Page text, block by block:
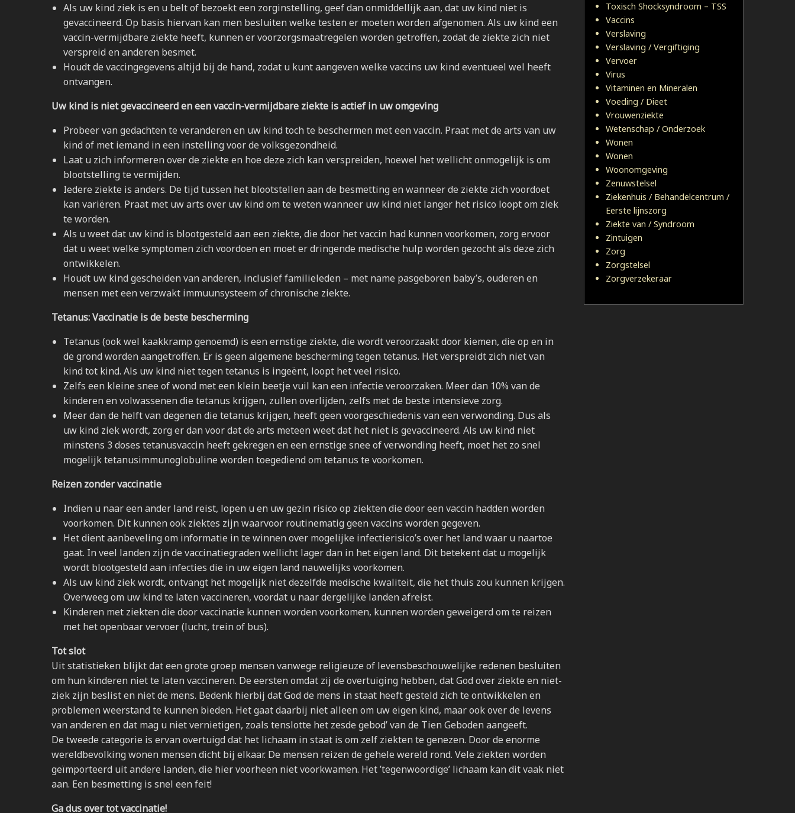
Als uw kind ziek is en u belt of bezoekt een zorginstelling, geef dan onmiddellijk aan, dat uw kind niet is
gevaccineerd. Op basis hiervan kan men besluiten welke testen er moeten worden afgenomen. Als uw kind een
vaccin-vermijdbare ziekte heeft, kunnen er voorzorgsmaatregelen worden getroffen, zodat de ziekte zich niet
verspreid en anderen besmet.
Houdt de vaccingegevens altijd bij de hand, zodat u kunt aangeven welke vaccins uw kind eventueel wel heeft
ontvangen.
Uw kind is niet gevaccineerd en een vaccin-vermijdbare ziekte is actief in uw omgeving
Probeer van gedachten te veranderen en uw kind toch te beschermen met een vaccin. Praat met de arts van uw
kind of met iemand in een instelling voor de volksgezondheid.
Laat u zich informeren over de ziekte en hoe deze zich kan verspreiden, hoewel het wellicht onmogelijk is om
blootstelling te vermijden.
Iedere ziekte is anders. De tijd tussen het blootstellen aan de besmetting en wanneer de ziekte zich voordoet
kan variëren. Praat met uw arts over uw kind om te weten wanneer uw kind niet langer het risico loopt om ziek
te worden.
Als u weet dat uw kind is blootgesteld aan een ziekte, die door het vaccin had kunnen voorkomen, zorg ervoor
dat u weet welke symptomen zich voordoen en moet er dringende medische hulp worden gezocht als deze zich
ontwikkelen.
Houdt uw kind gescheiden van anderen, inclusief familieleden – met name pasgeboren baby’s, ouderen en
mensen met een verzwakt immuunsysteem of chronische ziekte.
Tetanus: Vaccinatie is de beste bescherming
Tetanus (ook wel kaakkramp genoemd) is een ernstige ziekte, die wordt veroorzaakt door kiemen, die op en in
de grond worden aangetroffen. Er is geen algemene bescherming tegen tetanus. Het verspreidt zich niet van
kind tot kind. Als uw kind niet tegen tetanus is ingeënt, loopt het veel risico.
Zelfs een kleine snee of wond met een klein beetje vuil kan een infectie veroorzaken. Meer dan 10% van de
kinderen en volwassenen die tetanus krijgen, zullen overlijden, zelfs met de beste intensieve zorg.
Meer dan de helft van degenen die tetanus krijgen, heeft geen voorgeschiedenis van een verwonding. Dus als
uw kind ziek wordt, zorg er dan voor dat de arts meteen weet dat het niet is gevaccineerd. Als uw kind niet
minstens 3 doses tetanusvaccin heeft gekregen en een ernstige snee of verwonding heeft, moet het zo snel
mogelijk tetanusimmunoglobuline worden toegediend om tetanus te voorkomen.
Reizen zonder vaccinatie
Indien u naar een ander land reist, lopen u en uw gezin risico op ziekten die door een vaccin hadden worden
voorkomen. Dit kunnen ook ziektes zijn waarvoor routinematig geen vaccins worden gegeven.
Het dient aanbeveling om informatie in te winnen over mogelijke infectierisico’s over het land waar u naartoe
gaat. In veel landen zijn de vaccinatiegraden wellicht lager dan in het eigen land. Dit betekent dat u mogelijk
wordt blootgesteld aan infecties die in uw eigen land nauwelijks voorkomen.
Als uw kind ziek wordt, ontvangt het mogelijk niet dezelfde medische kwaliteit, die het thuis zou kunnen krijgen.
Overweeg om uw kind te laten vaccineren, voordat u naar dergelijke landen afreist.
Kinderen met ziekten die door vaccinatie kunnen worden voorkomen, kunnen worden geweigerd om te reizen
met het openbaar vervoer (lucht, trein of bus).
Tot slot
Uit statistieken blijkt dat een grote groep mensen vanwege religieuze of levensbeschouwelijke redenen besluiten
om hun kinderen niet te laten vaccineren. De eersten omdat zij de overtuiging hebben, dat God over ziekte en niet-
ziek zijn beslist en niet de mens. Bedenk hierbij dat God de mens in staat heeft gesteld zich te ontwikkelen en
problemen weerstand te kunnen bieden. Het gaat daarbij niet alleen om uw eigen kind, maar ook over de levens
van anderen en dat mag u niet vernietigen, zoals tenslotte het zesde gebod’ van de Tien Geboden aangeeft.
De tweede categorie is ervan overtuigd dat het lichaam in staat is om zelf ziekten te genezen. Door de enorme
wereldbevolking wonen mensen dicht bij elkaar. De mensen reizen de gehele wereld rond. Vele ziekten worden
geïmporteerd uit andere landen, die hier voorheen niet voorkwamen. Het ’tegenwoordige’ lichaam kan dit vaak niet
aan. Een besmetting is snel een feit!
Ga dus over tot vaccinatie!
Toxisch Shocksyndroom – TSS
Vaccins
Verslaving
Verslaving / Vergiftiging
Vervoer
Virus
Vitaminen en Mineralen
Voeding / Dieet
Vrouwenziekte
Wetenschap / Onderzoek
Wonen
Wonen
Woonomgeving
Zenuwstelsel
Ziekenhuis / Behandelcentrum /
Eerste lijnszorg
Ziekte van / Syndroom
Zintuigen
Zorg
Zorgstelsel
Zorgverzekeraar